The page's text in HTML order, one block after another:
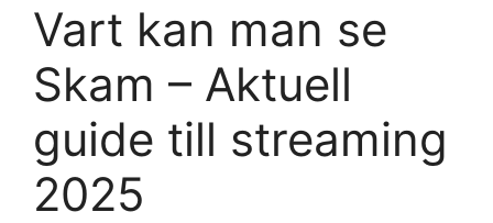
Vart kan man se
Skam – Aktuell
guide till streaming
2025